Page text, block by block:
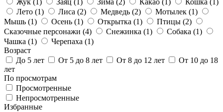
Жук (1) Заяц (1) Зима (2) Какао (1) Кошка (1)
Лето (1) Лиса (2) Медведь (2) Мотылек (1)
Мышь (1) Осень (1) Открытка (1) Птицы (2)
Сказочные персонажи (4) Снежинка (1) Собака (1)
Чашка (1) Черепаха (1)
Возраст
До 5 лет
От 5 до 8 лет От 8 до 12 лет
От 10 до 18
лет
По просмотрам
Просмотренные
Непросмотренные
Избранные